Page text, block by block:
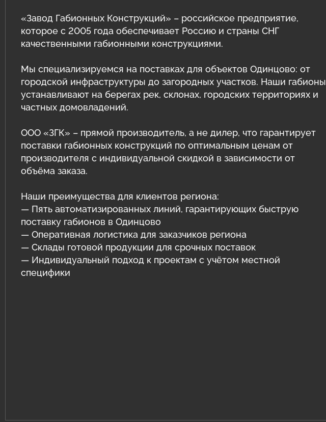
сетки
Сетка двойного кручения для
габионов
Сетка сварная оцинкованная в картах
Геоматы РЕКОН-М
Инструмент и комплектующие для
габионов
Геотехнические расчёты
Программный комплекс GEO5
Эрклёз для габионов
«Завод Габионных Конструкций» – российское предприятие,
которое с 2005 года обеспечивает Россию и страны СНГ
качественными габионными конструкциями.
Мы специализируемся на поставках для объектов Одинцово: от
городской инфраструктуры до загородных участков. Наши габионы
устанавливают на берегах рек, склонах, городских территориях и
частных домовладений.
ООО «ЗГК» – прямой производитель, а не дилер, что гарантирует
поставки габионных конструкций по оптимальным ценам от
производителя с индивидуальной скидкой в зависимости от
объёма заказа.
Наши преимущества для клиентов региона:
— Пять автоматизированных линий, гарантирующих быструю
поставку габионов в Одинцово
— Оперативная логистика для заказчиков региона
— Склады готовой продукции для срочных поставок
— Индивидуальный подход к проектам с учётом местной
специфики